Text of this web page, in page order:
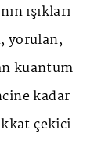
ışıkları
yorulan,
kuantum
kadar
çekici